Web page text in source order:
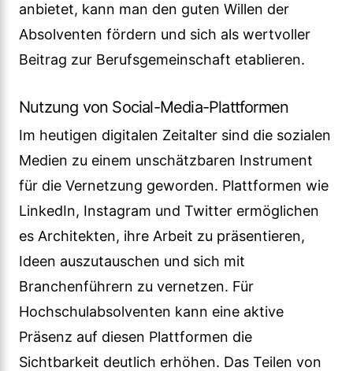
anbietet, kann man den guten Willen der
Absolventen fördern und sich als wertvoller
Beitrag zur Berufsgemeinschaft etablieren.
Nutzung von Social-Media-Plattformen
Im heutigen digitalen Zeitalter sind die sozialen
Medien zu einem unschätzbaren Instrument
für die Vernetzung geworden. Plattformen wie
LinkedIn, Instagram und Twitter ermöglichen
es Architekten, ihre Arbeit zu präsentieren,
Ideen auszutauschen und sich mit
Branchenführern zu vernetzen. Für
Hochschulabsolventen kann eine aktive
Präsenz auf diesen Plattformen die
Sichtbarkeit deutlich erhöhen. Das Teilen von